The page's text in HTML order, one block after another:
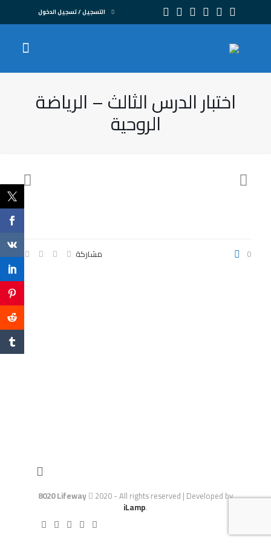
التسجيل / تسجيل الدخول
اختبار الدرس الثالث – الرياضة
الروحية
مشاركة 0
8020 Lifeway 2020 - All rights reserved | Developed by
iLamp.